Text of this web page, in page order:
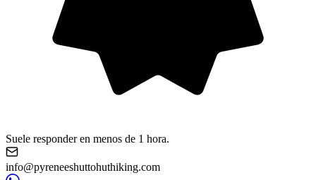
Suele responder en menos de 1 hora.
info@pyreneeshuttohuthiking.com